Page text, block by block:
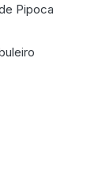
Pipoca